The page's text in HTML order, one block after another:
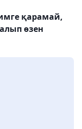
қарамай,
өзен